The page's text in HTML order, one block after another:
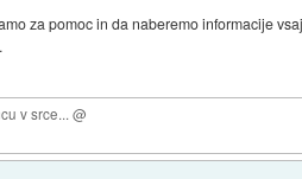
za pomoc in da naberemo informacije
v srce... @